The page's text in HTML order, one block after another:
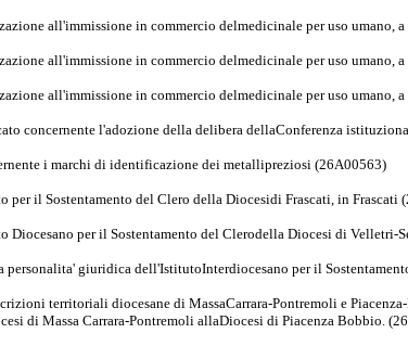
all'immissione in commercio delmedicinale per uso
all'immissione in commercio delmedicinale per uso umano,
all'immissione in commercio delmedicinale per uso umano,
concernente l'adozione della delibera dellaConferenza
i marchi di identificazione dei metallipreziosi (26A00563)
per il Sostentamento del Clero della Diocesidi Frascati, in Frascati
Diocesano per il Sostentamento del Clerodella Diocesi di Velletri-
personalita' giuridica dell'IstitutoInterdiocesano per il
territoriali diocesane di MassaCarrara-Pontremoli e
di Massa Carrara-Pontremoli allaDiocesi di Piacenza Bobbio.